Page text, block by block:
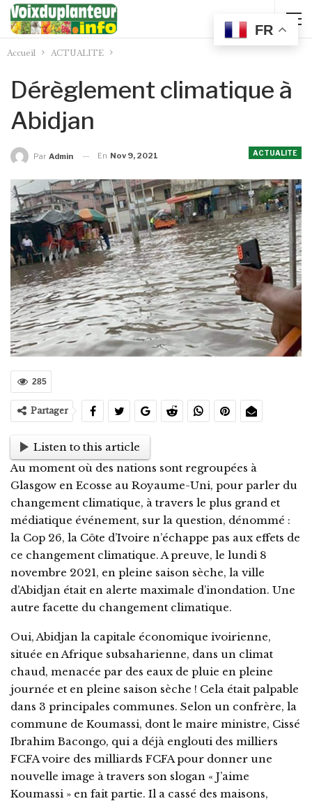
Accueil ACTUALITE
Dérèglement climatique à
Abidjan
ACTUALITE
Par Admin En Nov 9, 2021
285
Partager
Listen to this article
Au moment où des nations sont regroupées à
Glasgow en Ecosse au Royaume-Uni, pour parler du
changement climatique, à travers le plus grand et
médiatique événement, sur la question, dénommé :
la Cop 26, la Côte d’Ivoire n’échappe pas aux effets de
ce changement climatique. A preuve, le lundi 8
novembre 2021, en pleine saison sèche, la ville
d’Abidjan était en alerte maximale d’inondation. Une
autre facette du changement climatique.
Oui, Abidjan la capitale économique ivoirienne,
située en Afrique subsaharienne, dans un climat
chaud, menacée par des eaux de pluie en pleine
journée et en pleine saison sèche ! Cela était palpable
dans 3 principales communes. Selon un confrère, la
commune de Koumassi, dont le maire ministre, Cissé
Ibrahim Bacongo, qui a déjà englouti des milliers
FCFA voire des milliards FCFA pour donner une
nouvelle image à travers son slogan « J’aime
Koumassi » en fait partie. Il a cassé des maisons,
FR